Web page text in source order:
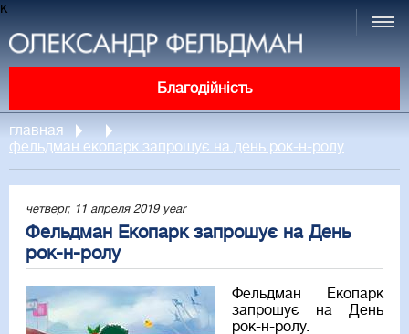
к
Благодійність
главная
фельдман екопарк запрошує на день рок-н-ролу
четверг, 11 апреля 2019 year
Фельдман Екопарк запрошує на День
рок-н-ролу
Фельдман Екопарк
запрошує на День
рок-н-ролу.